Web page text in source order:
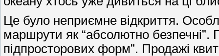
Це було неприємне відкриття.
маршрути як “абсолютно безпечні”.
підпросторових форм”. Продажі